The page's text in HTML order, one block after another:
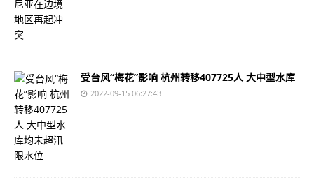
受台风“梅花”影响 杭州转移407725人 大中型水库
2022-09-15 06:27:43